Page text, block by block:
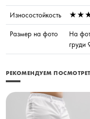
Износостойкость
Размер на фото
На
груди
РЕКОМЕНДУЕМ